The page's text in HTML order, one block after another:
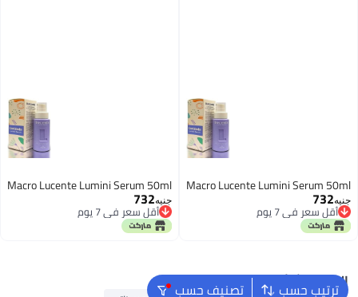
Macro Lucente Lumini Serum 50ml
جنيه732
أقل سعر في 7 يوم
أقل سعر في 7 يوم
Macro Lucente Lumini Serum 50ml
جنيه732
أقل سعر في 7 يوم
أقل سعر في 7 يوم
ترتيب حسب تصنيف حسب البحث الشائع